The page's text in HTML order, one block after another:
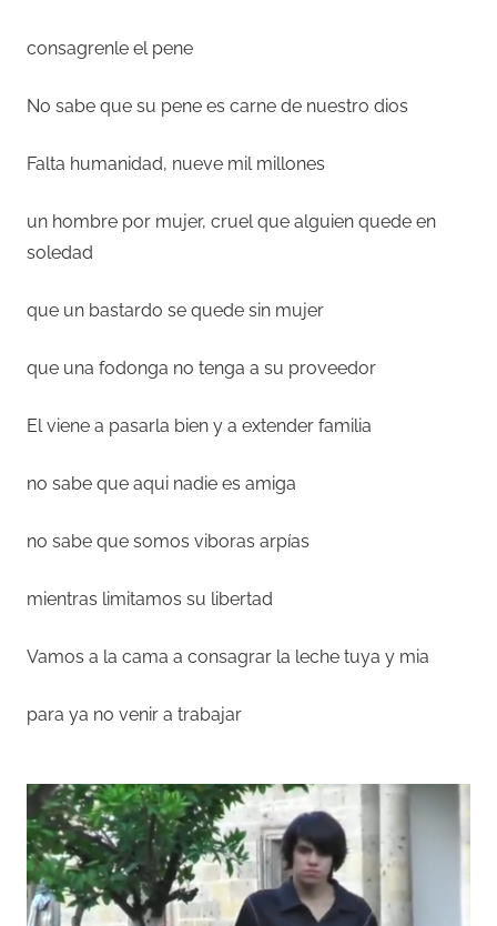
consagrenle el pene
No sabe que su pene es carne de nuestro dios
Falta humanidad, nueve mil millones
un hombre por mujer, cruel que alguien quede en
soledad
que un bastardo se quede sin mujer
que una fodonga no tenga a su proveedor
El viene a pasarla bien y a extender familia
no sabe que aqui nadie es amiga
no sabe que somos viboras arpías
mientras limitamos su libertad
Vamos a la cama a consagrar la leche tuya y mia
para ya no venir a trabajar